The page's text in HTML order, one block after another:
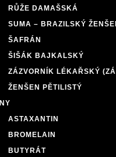
RŮŽE DAMAŠSKÁ
SUMA – BRAZILSKÝ
ŠAFRÁN
ŠIŠÁK BAJKALSKÝ
ZÁZVORNÍK LÉKAŘSKÝ
ŽENŠEN PĚTILISTÝ
ASTAXANTIN
BROMELAIN
BUTYRÁT